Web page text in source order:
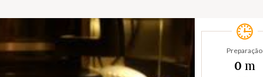
Preparação
0 m